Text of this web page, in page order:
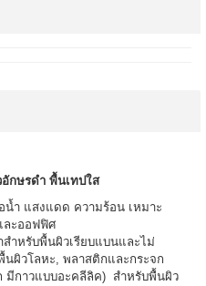
กษรดำ พื้นเทปใส
น้ำ แสงแดด ความร้อน เหมาะ
ละออฟฟิศ
ำหรับพื้นผิวเรียบแบนและไม่
ผิวโลหะ, พลาสติกและกระจก
มีกาวแบบอะคลีลิค) สำหรับพื้นผิว